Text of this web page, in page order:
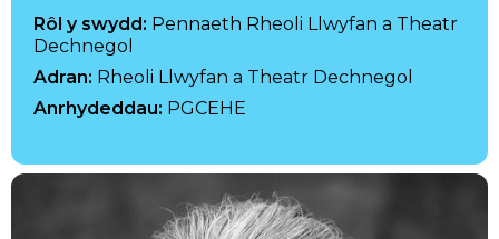
Rôl y swydd: Pennaeth Rheoli Llwyfan a Theatr
Dechnegol
Adran: Rheoli Llwyfan a Theatr Dechnegol
Anrhydeddau: PGCEHE